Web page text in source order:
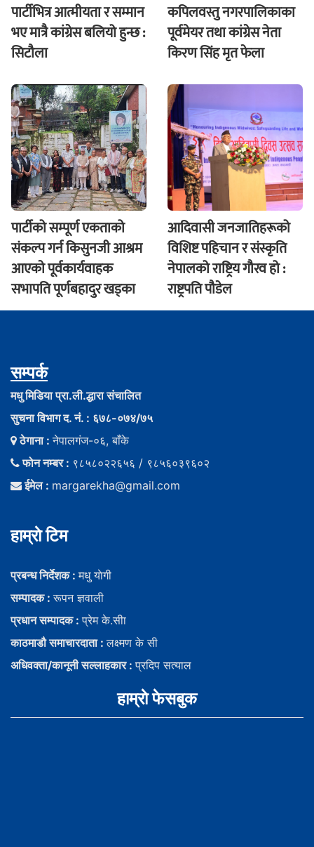
पार्टीभित्र आत्मीयता र सम्मान
भए मात्रै कांग्रेस बलियो हुन्छ :
सिटौला
कपिलवस्तु नगरपालिकाका
पूर्वमेयर तथा कांग्रेस नेता
किरण सिंह मृत फेला
पार्टीको सम्पूर्ण एकताको
संकल्प गर्न किसुनजी आश्रम
आएकाे पूर्वकार्यवाहक
सभापति पूर्णबहादुर खड्का
आदिवासी जनजातिहरूको
विशिष्ट पहिचान र संस्कृति
नेपालको राष्ट्रिय गौरव हो :
राष्ट्रपति पौडेल
सम्पर्क
मधु मिडिया प्रा.ली.द्धारा संचालित
सुचना विभाग द. नं. : ६७८-०७४/७५
ठेगाना :नेपालगंज-०६, बाँके
फोन नम्बर : ९८५८०२२६५६ / ९८५६०३९६०२
ईमेल : margarekha@gmail.com
हाम्राे टिम
प्रबन्ध निर्देशक :मधु याेगी
सम्पादक :रूपन ज्ञवाली
प्रधान सम्पादक :प्रेम के.सीा
काठमाडौ समाचारदाता :लक्ष्मण के सी
अधिवक्ता/कानूनी सल्लाहकार :प्रदिप सत्याल
हाम्राे फेसबुक